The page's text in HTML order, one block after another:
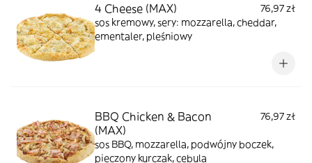
4 Cheese (MAX)
76,97 zł
sos kremowy, sery: mozzarella, cheddar,
ementaler, pleśniowy
BBQ Chicken & Bacon
(MAX)
76,97 zł
sos BBQ, mozzarella, podwójny boczek,
pieczony kurczak, cebula